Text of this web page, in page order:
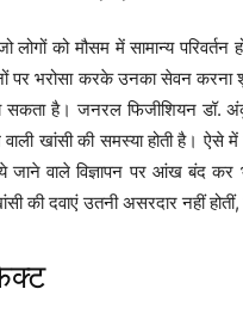
लोगों को मौसम में सामान्य
पर भरोसा करके उनका सेवन
है। जनरल फिजीशियन डॉ.
वाली खांसी की समस्या होती है।
जाने वाले विज्ञापन पर आंख बंद
दवाएं उतनी असरदार नहीं होतीं,